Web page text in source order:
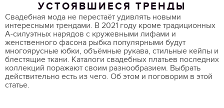
УСТОЯВШИЕСЯ ТРЕНДЫ
Свадебная мода не перестаёт удивлять новыми
интересными трендами. В 2021 году кроме традиционных
А-силуэтных нарядов с кружевными лифами и
женственного фасона рыбка популярными будут
многоярусные юбки, объёмные рукава, стильные кейпы и
блестящие ткани. Каталоги свадебных платьев последних
коллекций поражают своим разнообразием. Выбрать
действительно есть из чего. Об этом и поговорим в этой
статье.